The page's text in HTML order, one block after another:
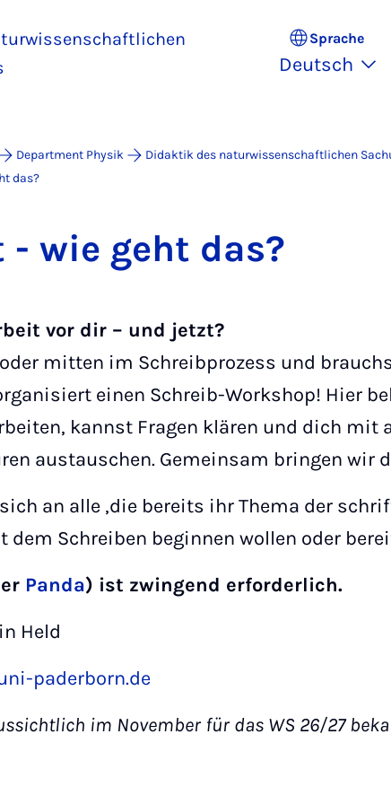
Sprache
Deutsch
Department Physik Didaktik des naturwissenschaftlichen
das?
wie geht das?
vor dir – und jetzt?
mitten im Schreibprozess und
einen Schreib-Workshop! Hier
kannst Fragen klären und dich mit
austauschen. Gemeinsam bringen wir
an alle ,die bereits ihr Thema der
dem Schreiben beginnen wollen oder
Panda) ist zwingend erforderlich.
Held
paderborn.de
im November für das WS 26/27